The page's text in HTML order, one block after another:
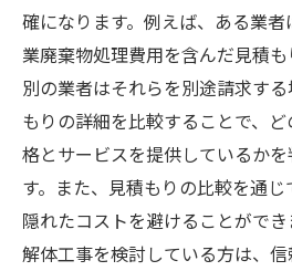
確になります。例えば、ある業
業廃棄物処理費用を含んだ見積も
別の業者はそれらを別途請求す
もりの詳細を比較することで、
格とサービスを提供しているか
す。また、見積もりの比較を通
隠れたコストを避けることがで
解体工事を検討している方は、